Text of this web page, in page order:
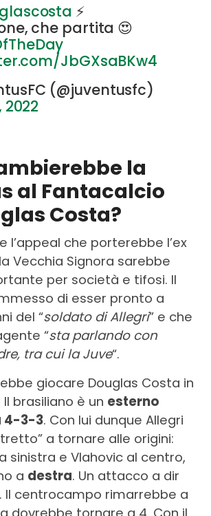
⚡️
che partita 😍
JbGXsaBKw4
(@juventusfc)
la
al Fantacalcio
Costa?
l’appeal che porterebbe l’ex
Vecchia Signora sarebbe
per società e tifosi. Il
di esser pronto a
del “soldato di Allegri” e che
“sta parlando con
tra cui la Juve“.
giocare Douglas Costa in
brasiliano è un esterno
4-3-3. Con lui dunque Allegri
a tornare alle origini:
sinistra e Vlahovic al centro,
a destra. Un attacco a dir
Il centrocampo rimarrebbe a